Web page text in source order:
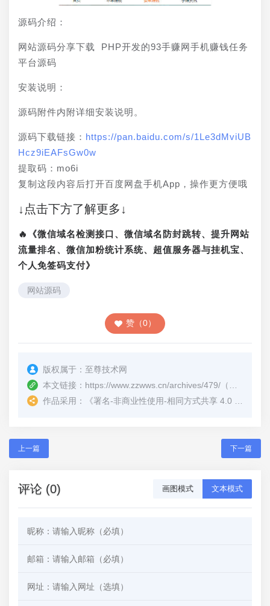
源码介绍：
网站源码分享下载 PHP开发的93手赚网手机赚钱任务
平台源码
安装说明：
源码附件内附详细安装说明。
源码下载链接： https://pan.baidu.com/s/1Le3dMviUB
Hcz9iEAFsGw0w
提取码：mo6i
复制这段内容后打开百度网盘手机App，操作更方便哦
↓点击下方了解更多↓
🔥《微信域名检测接口、微信域名防封跳转、提升网站
流量排名、微信加粉统计系统、超值服务器与挂机宝、
个人免签码支付》
网站源码
赞（0）
版权属于： 至尊技术网
本文链接： https://www.zzwws.cn/archives/479/ （转载时请注明本文出处及文章链接）
作品采用：
《署名-非商业性使用-相同方式共享 4.0 国际 (CC BY-NC-SA 4.0)
上一篇 下一篇
评论 (0) 画图模式 文本模式